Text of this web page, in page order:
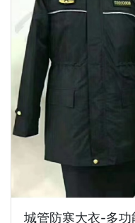
城管防寒大衣-多功